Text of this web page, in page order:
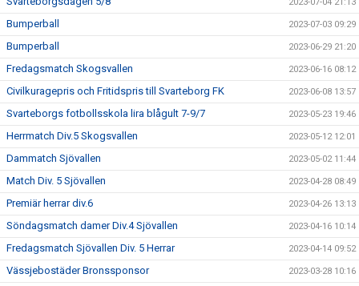
2023-07-04 21:13
Bumperball 2023-07-03 09:29
Bumperball 2023-06-29 21:20
Fredagsmatch Skogsvallen 2023-06-16 08:12
Civilkuragepris och Fritidspris till Svarteborg FK 2023-06-08 13:57
Svarteborgs fotbollsskola lira blågult 7-9/7 2023-05-23 19:46
Herrmatch Div.5 Skogsvallen 2023-05-12 12:01
Dammatch Sjövallen 2023-05-02 11:44
Match Div. 5 Sjövallen 2023-04-28 08:49
Premiär herrar div.6 2023-04-26 13:13
Söndagsmatch damer Div.4 Sjövallen 2023-04-16 10:14
Fredagsmatch Sjövallen Div. 5 Herrar 2023-04-14 09:52
Vässjebostäder Bronssponsor 2023-03-28 10:16